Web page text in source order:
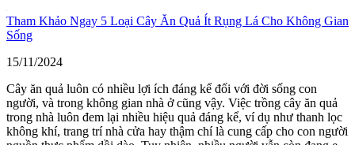
Tham Khảo Ngay 5 Loại Cây Ăn Quả Ít Rụng Lá Cho Không Gian
Sống
15/11/2024
Cây ăn quả luôn có nhiều lợi ích đáng kể đối với đời sống con
người, và trong không gian nhà ở cũng vậy. Việc trồng cây ăn quả
trong nhà luôn đem lại nhiều hiệu quả đáng kể, ví dụ như thanh lọc
không khí, trang trí nhà cửa hay thậm chí là cung cấp cho con người